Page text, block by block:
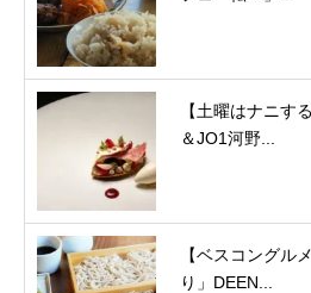
【土曜はナニす
＆JO1河野...
【ベスコングル
り」DEEN...